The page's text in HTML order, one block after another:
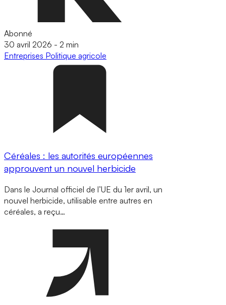
Abonné
30 avril 2026 - 2 min
Entreprises Politique agricole
Céréales : les autorités européennes
approuvent un nouvel herbicide
Dans le Journal officiel de l’UE du 1er avril, un
nouvel herbicide, utilisable entre autres en
céréales, a reçu…